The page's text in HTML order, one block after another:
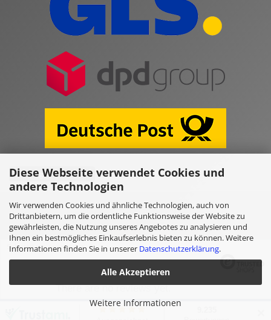
Diese Webseite verwendet Cookies und
andere Technologien
Wir verwenden Cookies und ähnliche Technologien, auch von
Drittanbietern, um die ordentliche Funktionsweise der Website zu
gewährleisten, die Nutzung unseres Angebotes zu analysieren und
Ihnen ein bestmögliches Einkaufserlebnis bieten zu können. Weitere
Informationen finden Sie in unserer Datenschutzerklärung.
Alle Akzeptieren
Weitere Informationen
Vertrag widerrufen
Online Shop erstellenmit Gambio.de © 2026
Selected top reviews for
There are no reviews yet.